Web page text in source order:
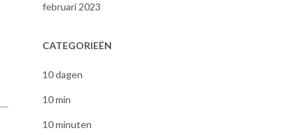
februari 2023
CATEGORIEËN
10 dagen
10 min
10 minuten